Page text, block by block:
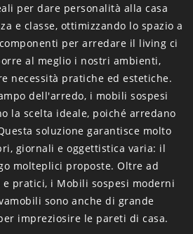
per dare personalità alla casa
e classe, ottimizzando lo spazio a
per arredare il living ci
al meglio i nostri ambienti,
necessità pratiche ed estetiche.
dell'arredo, i mobili sospesi
la scelta ideale, poiché arredano
soluzione garantisce molto
giornali e oggettistica varia: il
molteplici proposte. Oltre ad
pratici, i Mobili sospesi moderni
sono anche di grande
impreziosire le pareti di casa.